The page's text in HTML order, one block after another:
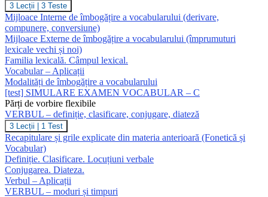
Mijloace
de
Îmbogățire
a
Vocabularului
3 Lecții 3 Teste
Mijloace Interne de îmbogățire a vocabularului (derivare,
compunere, conversiune)
Mijloace Externe de îmbogățire a vocabularului (împrumuturi
lexicale vechi și noi)
Familia lexicală. Câmpul lexical.
Vocabular – Aplicații
Modalități de îmbogățire a vocabularului
[test] SIMULARE EXAMEN VOCABULAR – C
Părți de vorbire flexibile
VERBUL – definiție, clasificare, conjugare, diateză
VERBUL
–
definiție,
clasificare,
conjugare,
diateză
3 Lecții 1 Test
Recapitulare și grile explicate din materia anterioară (Fonetică și
Vocabular)
Definiție. Clasificare. Locuțiuni verbale
Conjugarea. Diateza.
Verbul – Aplicații
VERBUL – moduri și timpuri